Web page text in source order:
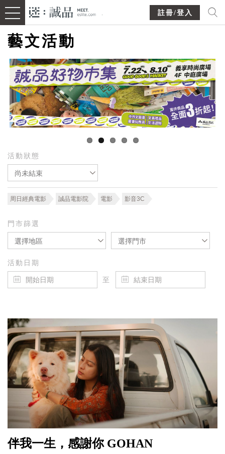
註冊/登入
藝文活動
活動狀態
尚未結束
周日經典電影 誠品電影院 電影 影音3C
門市篩選
選擇地區 選擇門市
活動日期
至
伴我一生，感謝你 GOHAN